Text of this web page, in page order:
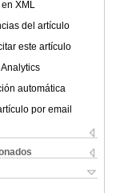
XML
del artículo
este artículo
automática
por email